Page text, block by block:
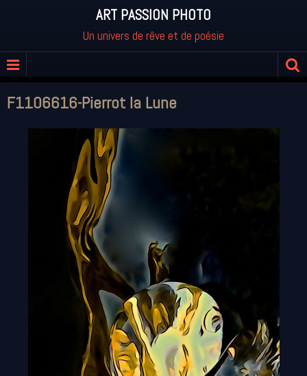
ART PASSION PHOTO
Un univers de rêve et de poésie
F1106616-Pierrot la Lune